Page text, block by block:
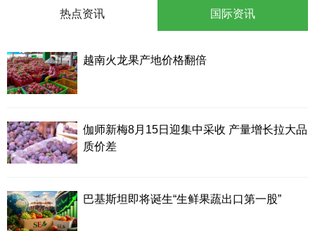
热点资讯
越南火龙果产地价格翻倍
伽师新梅8月15日迎集中采收 产量增长拉大品
质价差
巴基斯坦即将诞生“生鲜果蔬出口第一股”
国际资讯